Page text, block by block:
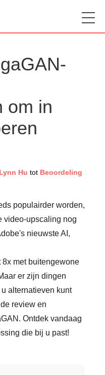
om in
Lynn Hu tot Beoordeling
populairder worden,
video-upscaling nog
nieuwste AI,
met buitengewone
er zijn dingen
alternatieven kunt
review en
Ontdek vandaag
die bij u past!